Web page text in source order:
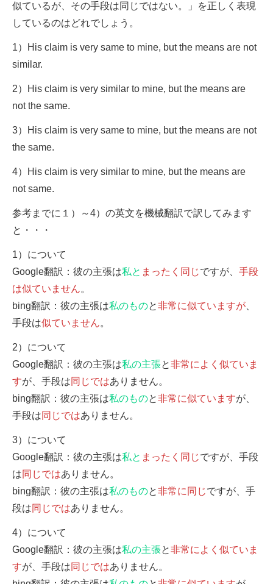
似ているが、その手段は同じではない。」を正しく表現
しているのはどれでしょう。
1）His claim is very same to mine, but the means are not
similar.
2）His claim is very similar to mine, but the means are
not the same.
3）His claim is very same to mine, but the means are not
the same.
4）His claim is very similar to mine, but the means are
not same.
参考までに１）～4）の英文を機械翻訳で訳してみます
と・・・
1）について
Google翻訳：彼の主張は私と まったく同じですが、 手段
は似ていません。
bing翻訳：彼の主張は私のものと非常に似ていますが
手段は似ていません。
2）について
Google翻訳：彼の主張は私の主張と非常によく似ていま
すが、手段は同じではありません。
bing翻訳：彼の主張は私のものと非常に似ていますが、
手段は同じではありません。
3）について
Google翻訳：彼の主張は私と まったく同じですが、手段
は同じではありません。
bing翻訳：彼の主張は私のものと非常に同じですが、手
段は同じではありません。
4）について
Google翻訳：彼の主張は私の主張と非常によく似ていま
すが、手段は同じではありません。